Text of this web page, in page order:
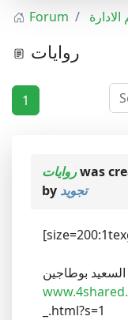
Forum
روايات
1
رواياتwas
by تجويد
بوطاجين
_.html?s=1